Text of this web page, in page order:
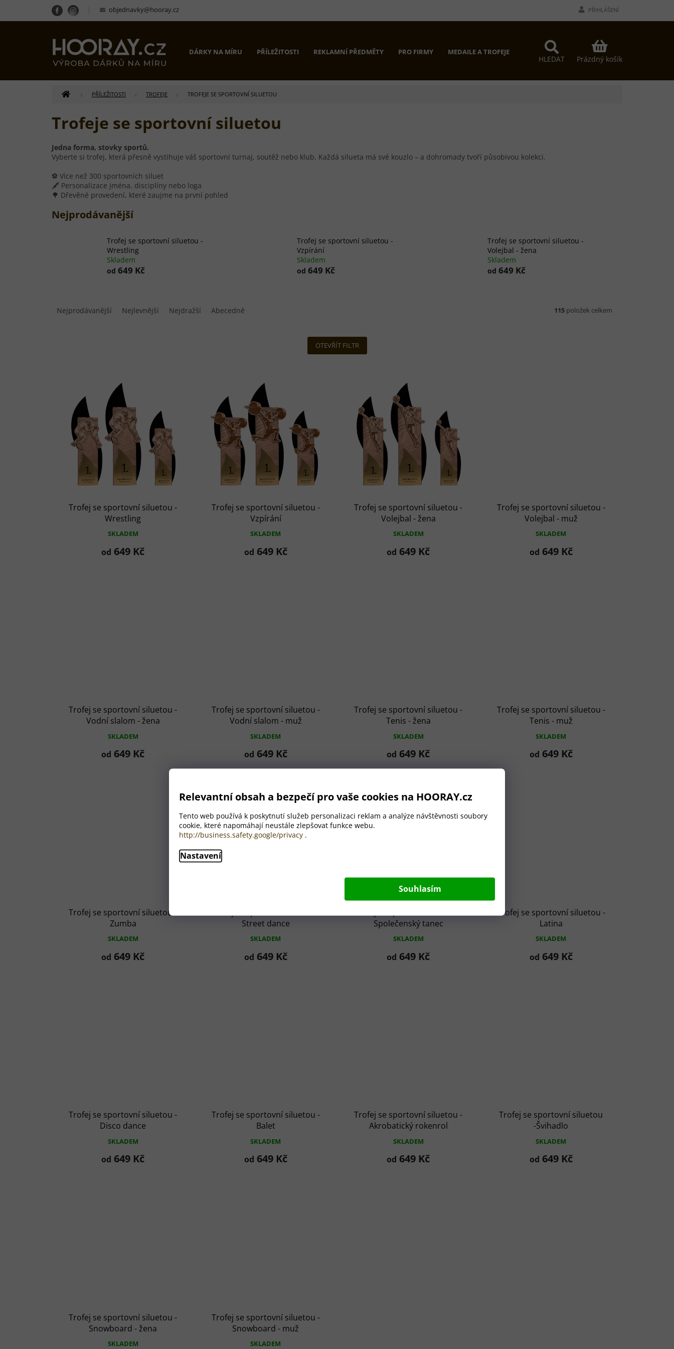
Relevantní obsah a bezpečí pro vaše cookies na HOORAY.cz
Tento web používá k poskytnutí služeb personalizaci reklam a analýze návštěvnosti soubory
cookie, které napomáhají neustále zlepšovat funkce webu.
http://business.safety.google/privacy .
Nastavení
Souhlasím
obsah
objednavky@hooray.cz PŘIHLÁŠENÍ
HLEDAT
NÁKUPNÍ
KOŠÍK
Prázdný košík
DÁRKY NA MÍRU PŘÍLEŽITOSTI REKLAMNÍ PŘEDMĚTY PRO FIRMY MEDAILE A TROFEJE PROČ MY? KONTAKTY
DOMŮ PŘÍLEŽITOSTI TROFEJE TROFEJE SE SPORTOVNÍ SILUETOU
Trofeje se sportovní siluetou
Jedna forma, stovky sportů.
Vyberte si trofej, která přesně vystihuje váš sportovní turnaj, soutěž nebo klub. Každá silueta má své kouzlo – a dohromady tvoří působivou kolekci.
⚽ Více než 300 sportovních siluet
🖋 Personalizace jména, disciplíny nebo loga
🌳 Dřevěné provedení, které zaujme na první pohled
Nejprodávanější
Trofej se sportovní siluetou -
Wrestling
Skladem
od 649 Kč
Trofej se sportovní siluetou -
Vzpírání
Skladem
od 649 Kč
Trofej se sportovní siluetou -
Volejbal - žena
Skladem
od 649 Kč
Nejprodávanější Nejlevnější Nejdražší Abecedně 115 položek celkem
OTEVŘÍT FILTR
Trofej se sportovní siluetou -
Wrestling
SKLADEM
od 649 Kč
Trofej se sportovní siluetou -
Vzpírání
SKLADEM
od 649 Kč
Trofej se sportovní siluetou -
Volejbal - žena
SKLADEM
od 649 Kč
Trofej se sportovní siluetou -
Volejbal - muž
SKLADEM
od 649 Kč
Trofej se sportovní siluetou -
Vodní slalom - žena
SKLADEM
od 649 Kč
Trofej se sportovní siluetou -
Vodní slalom - muž
SKLADEM
od 649 Kč
Trofej se sportovní siluetou -
Tenis - žena
SKLADEM
od 649 Kč
Trofej se sportovní siluetou -
Tenis - muž
SKLADEM
od 649 Kč
Trofej se sportovní siluetou -
Zumba
SKLADEM
od 649 Kč
Street dance
SKLADEM
od 649 Kč
Společenský tanec
SKLADEM
od 649 Kč
Trofej se sportovní siluetou -
Latina
SKLADEM
od 649 Kč
Trofej se sportovní siluetou -
Disco dance
SKLADEM
od 649 Kč
Trofej se sportovní siluetou -
Balet
SKLADEM
od 649 Kč
Trofej se sportovní siluetou -
Akrobatický rokenrol
SKLADEM
od 649 Kč
Trofej se sportovní siluetou
-Švihadlo
SKLADEM
od 649 Kč
Trofej se sportovní siluetou -
Snowboard - žena
SKLADEM
Trofej se sportovní siluetou -
Snowboard - muž
SKLADEM